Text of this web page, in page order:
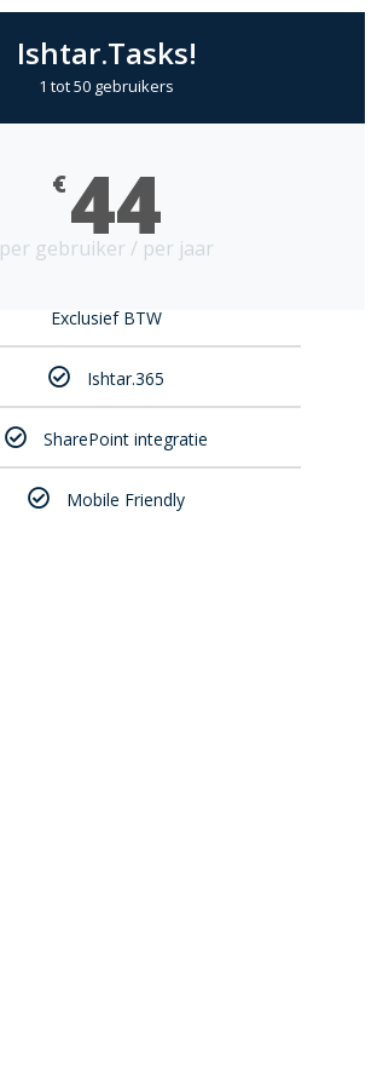
Ishtar.Tasks!
1 tot 50 gebruikers
€44
per gebruiker / per jaar
Exclusief BTW
Ishtar.365
SharePoint integratie
Mobile Friendly